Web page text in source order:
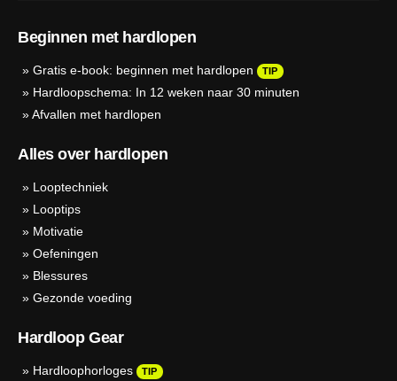
Beginnen met hardlopen
» Gratis e-book: beginnen met hardlopen TIP
» Hardloopschema: In 12 weken naar 30 minuten
»Afvallen met hardlopen
Alles over hardlopen
» Looptechniek
» Looptips
» Motivatie
» Oefeningen
» Blessures
» Gezonde voeding
Hardloop Gear
» Hardloophorloges TIP